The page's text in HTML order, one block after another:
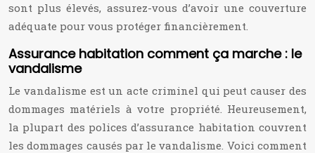
sont plus élevés, assurez-vous d’avoir une couverture
adéquate pour vous protéger financièrement.
Assurance habitation comment ça marche : le
vandalisme
Le vandalisme est un acte criminel qui peut causer des
dommages matériels à votre propriété. Heureusement,
la plupart des polices d’assurance habitation couvrent
les dommages causés par le vandalisme. Voici comment